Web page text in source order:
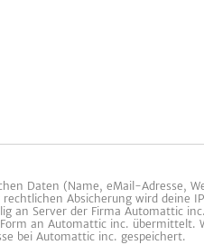
Daten (Name, eMail-Adresse,
Absicherung wird deine
an Server der Firma Automattic
an Automattic inc. übermittelt.
bei Automattic inc. gespeichert.